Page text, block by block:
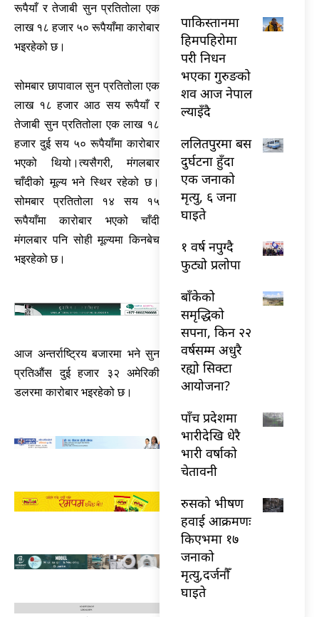
रूपैयाँ र तेजाबी सुन प्रतितोला एक
लाख १८ हजार ५० रूपैयाँमा कारोबार
भइरहेको छ।
सोमबार छापावाल सुन प्रतितोला एक
लाख १८ हजार आठ सय रूपैयाँ र
तेजाबी सुन प्रतितोला एक लाख १८
हजार दुई सय ५० रूपैयाँमा कारोबार
भएको थियो।त्यसैगरी, मंगलबार
चाँदीको मूल्य भने स्थिर रहेको छ।
सोमबार प्रतितोला १४ सय १५
रूपैयाँमा कारोबार भएको चाँदी
मंगलबार पनि सोही मूल्यमा किनबेच
भइरहेको छ।
आज अन्तर्राष्ट्रिय बजारमा भने सुन
प्रतिऔंस दुई हजार ३२ अमेरिकी
डलरमा कारोबार भइरहेको छ।
पाकिस्तानमा
हिमपहिरोमा
परी निधन
भएका गुरुङको
शव आज नेपाल
ल्याइँदै
ललितपुरमा बस
दुर्घटना हुँदा
एक जनाको
मृत्यु, ६ जना
घाइते
१ वर्ष नपुग्दै
फुट्यो प्रलोपा
बाँकेको
समृद्धिको
सपना, किन २२
वर्षसम्म अधुरै
रह्यो सिक्टा
आयोजना?
पाँच प्रदेशमा
भारीदेखि धेरै
भारी वर्षाको
चेतावनी
रुसको भीषण
हवाई आक्रमणः
किएभमा १७
जनाको
मृत्यु,दर्जनौँ
घाइते